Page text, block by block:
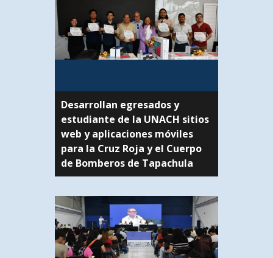
Desarrollan egresados y
estudiante de la UNACH sitios
web y aplicaciones móviles
para la Cruz Roja y el Cuerpo
de Bomberos de Tapachula